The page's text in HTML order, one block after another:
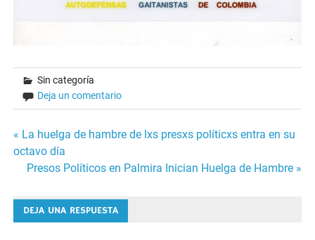
Sin categoría
Deja un comentario
Navegación
de
entradas
« La huelga de hambre de lxs presxs políticxs entra en su
octavo día
Presos Políticos en Palmira Inician Huelga de Hambre »
DEJA UNA RESPUESTA